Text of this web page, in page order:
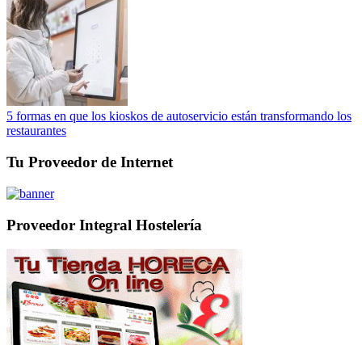
5 formas en que los kioskos de autoservicio están transformando los
restaurantes
Tu Proveedor de Internet
Proveedor Integral Hostelería